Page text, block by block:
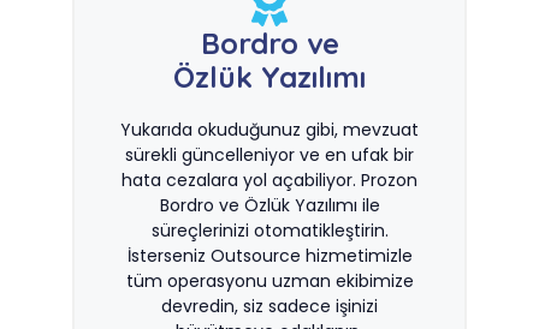
Bordro ve
Özlük Yazılımı
Yukarıda okuduğunuz gibi, mevzuat
sürekli güncelleniyor ve en ufak bir
hata cezalara yol açabiliyor. Prozon
Bordro ve Özlük Yazılımı ile
süreçlerinizi otomatikleştirin.
İsterseniz Outsource hizmetimizle
tüm operasyonu uzman ekibimize
devredin, siz sadece işinizi